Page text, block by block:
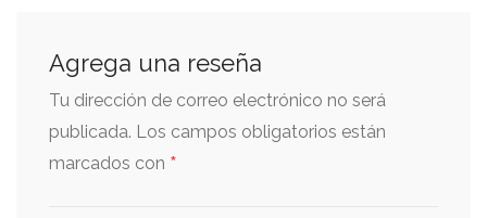
Agrega una reseña
Tu dirección de correo electrónico no será
publicada. Los campos obligatorios están
marcados con *